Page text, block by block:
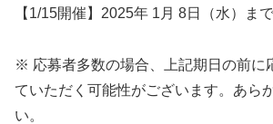
【1/15開催】2025年 1月 8日（水）まで
※ 応募者多数の場合、上記期日の前に
ていただく可能性がございます。あら
い。